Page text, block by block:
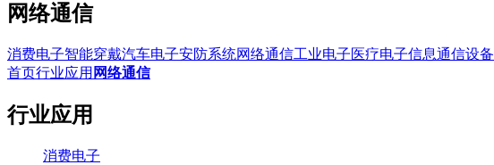
网络通信
消费电子智能穿戴汽车电子安防系统网络通信工业电子医疗电子信息通信设备
首页行业应用 网络通信
行业应用
消费电子